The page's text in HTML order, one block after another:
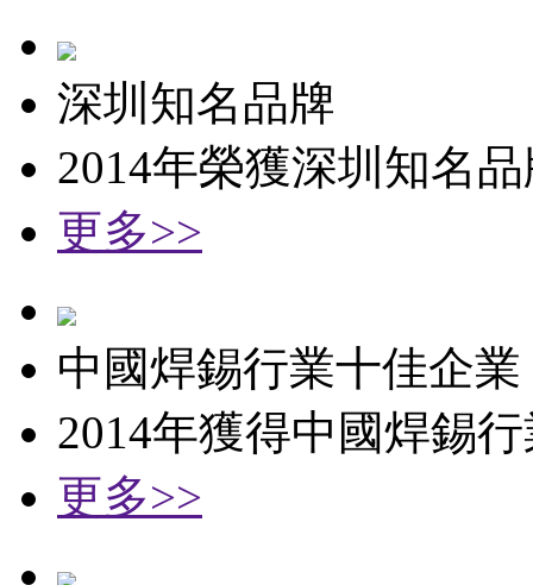
深圳知名品牌
2014年榮獲深圳知名
更多>>
中國焊錫行業十佳企業
2014年獲得中國焊錫
更多>>